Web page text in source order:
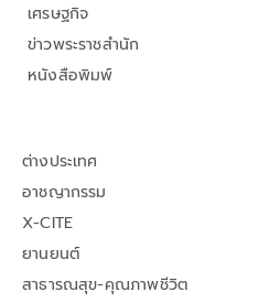
เศรษฐกิจ
ข่าวพระราชสำนัก
หนังสือพิมพ์
ต่างประเทศ
อาชญากรรม
X-CITE
ยานยนต์
สาธารณสุข-คุณภาพชีวิต